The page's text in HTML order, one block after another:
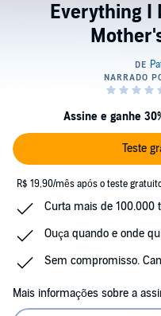
Everything I
Assine e ganhe
Teste
R$ 19,90/mês após o teste
Curta mais de 100.000
Ouça quando e onde
Sem compromisso.
Mais informações sobre a